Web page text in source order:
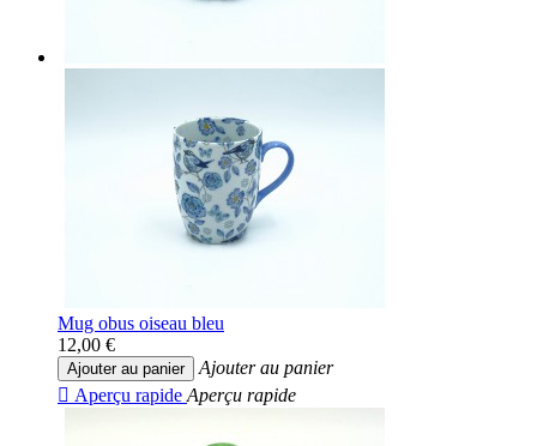
Mug obus oiseau bleu
12,00 €
Ajouter au panier
Ajouter au panier
 Aperçu rapide Aperçu rapide